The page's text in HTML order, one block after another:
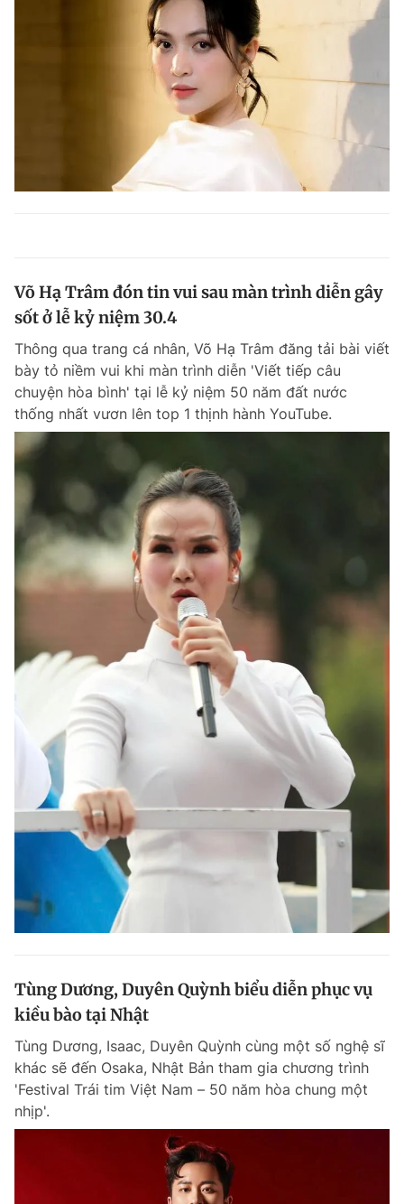
Võ Hạ Trâm đón tin vui sau màn trình diễn gây
sốt ở lễ kỷ niệm 30.4
Thông qua trang cá nhân, Võ Hạ Trâm đăng tải bài viết
bày tỏ niềm vui khi màn trình diễn 'Viết tiếp câu
chuyện hòa bình' tại lễ kỷ niệm 50 năm đất nước
thống nhất vươn lên top 1 thịnh hành YouTube.
Tùng Dương, Duyên Quỳnh biểu diễn phục vụ
kiều bào tại Nhật
Tùng Dương, Isaac, Duyên Quỳnh cùng một số nghệ sĩ
khác sẽ đến Osaka, Nhật Bản tham gia chương trình
'Festival Trái tim Việt Nam – 50 năm hòa chung một
nhịp'.